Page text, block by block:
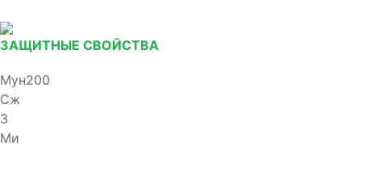
ЗАЩИТНЫЕ СВОЙСТВА
Мун200
Сж
З
Ми